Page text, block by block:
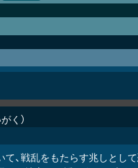
く
て、戦乱をもたらす兆しとし